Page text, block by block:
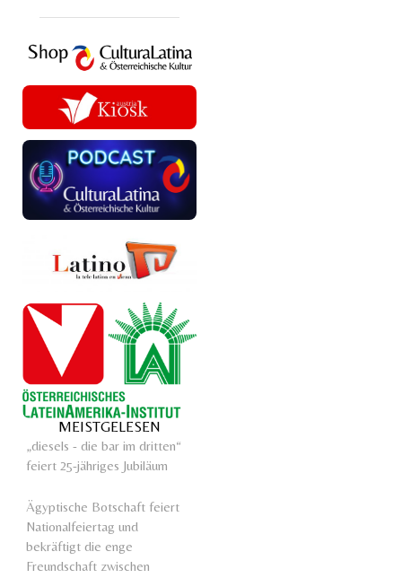
MEISTGELESEN
„diesels - die bar im dritten“
feiert 25-jähriges Jubiläum
Ägyptische Botschaft feiert
Nationalfeiertag und
bekräftigt die enge
Freundschaft zwischen